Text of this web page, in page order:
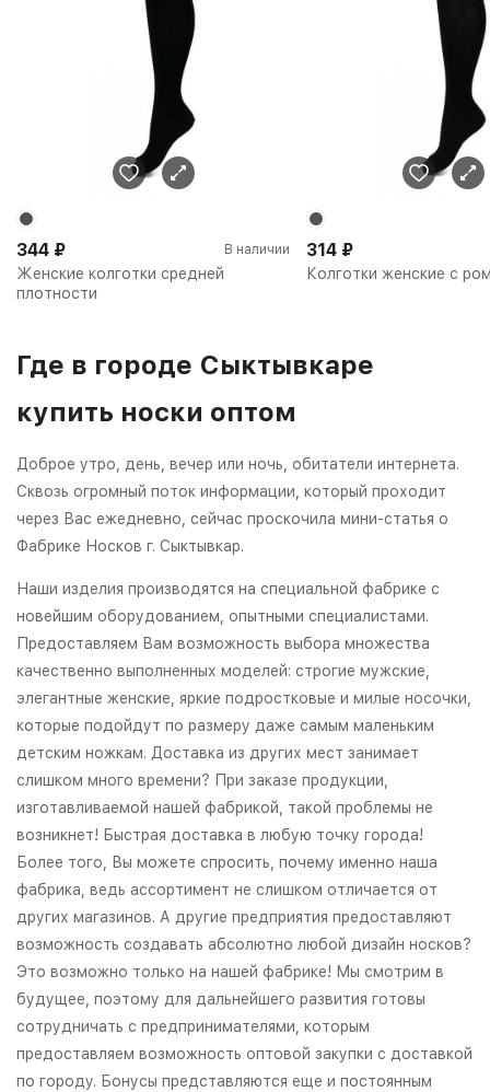
Женские колготки средней
плотности
344 ₽ В наличии
Колготки женские с
314 ₽
Где в городе Сыктывкаре
купить носки оптом
Доброе утро, день, вечер или ночь, обитатели интернета.
Сквозь огромный поток информации, который проходит
через Вас ежедневно, сейчас проскочила мини-статья о
Фабрике Носков г. Сыктывкар.
Наши изделия производятся на специальной фабрике с
новейшим оборудованием, опытными специалистами.
Предоставляем Вам возможность выбора множества
качественно выполненных моделей: строгие мужские,
элегантные женские, яркие подростковые и милые носочки,
которые подойдут по размеру даже самым маленьким
детским ножкам. Доставка из других мест занимает
слишком много времени? При заказе продукции,
изготавливаемой нашей фабрикой, такой проблемы не
возникнет! Быстрая доставка в любую точку города!
Более того, Вы можете спросить, почему именно наша
фабрика, ведь ассортимент не слишком отличается от
других магазинов. А другие предприятия предоставляют
возможность создавать абсолютно любой дизайн носков?
Это возможно только на нашей фабрике! Мы смотрим в
будущее, поэтому для дальнейшего развития готовы
сотрудничать с предпринимателями, которым
предоставляем возможность оптовой закупки с доставкой
по городу. Бонусы представляются еще и постоянным